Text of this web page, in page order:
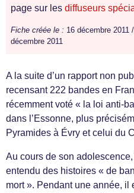
page sur les diffuseurs
Fiche créée le : 16 décembre 2011 /
décembre 2011
A la suite d’un rapport non
recensant 222 bandes en
récemment voté « la loi anti-
dans l’Essonne, plus
Pyramides à Évry et celui du
Au cours de son
entendu des histoires « de
mort ». Pendant une année, il